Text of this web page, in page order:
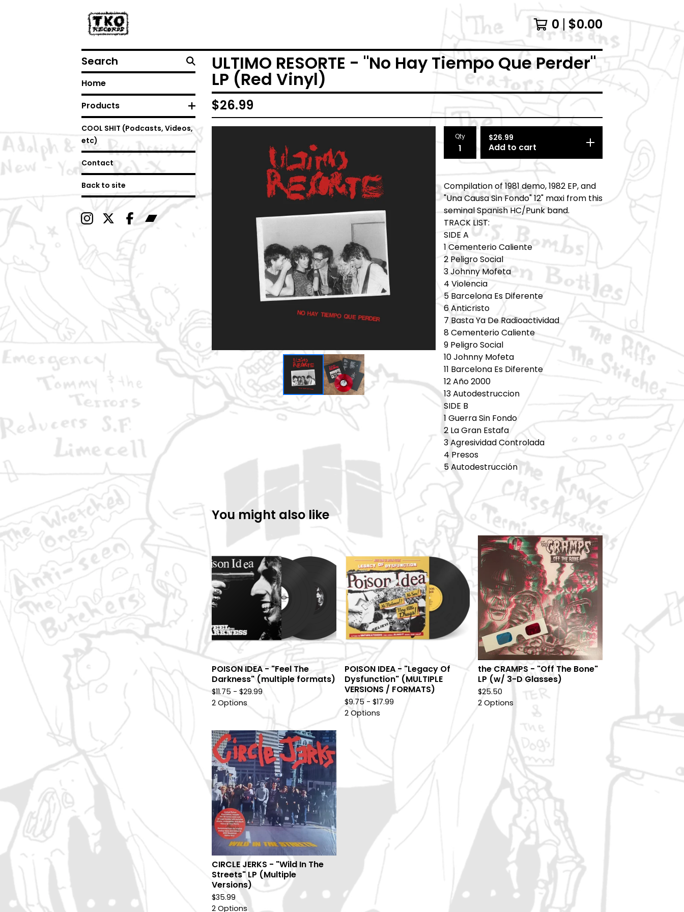
0 $0.00
Search
Home
Products
COOL SHIT (Podcasts, Videos,
etc)
Contact
Back to site
ULTIMO RESORTE - "No Hay Tiempo Que Perder"
LP (Red Vinyl)
$26.99
Qty $26.99
Add to cart
Compilation of 1981 demo, 1982 EP, and
"Una Causa Sin Fondo" 12" maxi from this
seminal Spanish HC/Punk band.
TRACK LIST:
SIDE A
1 Cementerio Caliente
2 Peligro Social
3 Johnny Mofeta
4 Violencia
5 Barcelona Es Diferente
6 Anticristo
7 Basta Ya De Radioactividad
8 Cementerio Caliente
9 Peligro Social
10 Johnny Mofeta
11 Barcelona Es Diferente
12 Año 2000
13 Autodestruccion
SIDE B
1 Guerra Sin Fondo
2 La Gran Estafa
3 Agresividad Controlada
4 Presos
5 Autodestrucción
You might also like
POISON IDEA - "Feel The
Darkness" (multiple formats)
$11.75 - $29.99
2 Options
POISON IDEA - "Legacy Of
Dysfunction" (MULTIPLE
VERSIONS / FORMATS)
$9.75 -$17.99
2 Options
the CRAMPS - "Off The Bone"
LP (w/ 3-D Glasses)
$25.50
2 Options
CIRCLE JERKS - "Wild In The
Streets" LP (Multiple
Versions)
$35.99
2 Options